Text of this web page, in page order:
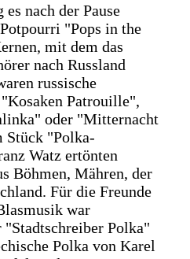
nach der Pause
"Pops in the
mit dem das
nach Russland
russische
Patrouille",
oder "Mitternacht
Stück "Polka-
Watz ertönten
Böhmen, Mähren, der
Für die Freunde
war
Polka"
Polka von Karel